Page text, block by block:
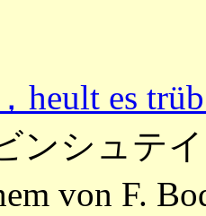
，heult es
ンシュテイ
von F.